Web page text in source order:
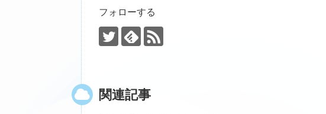
フォローする
関連記事